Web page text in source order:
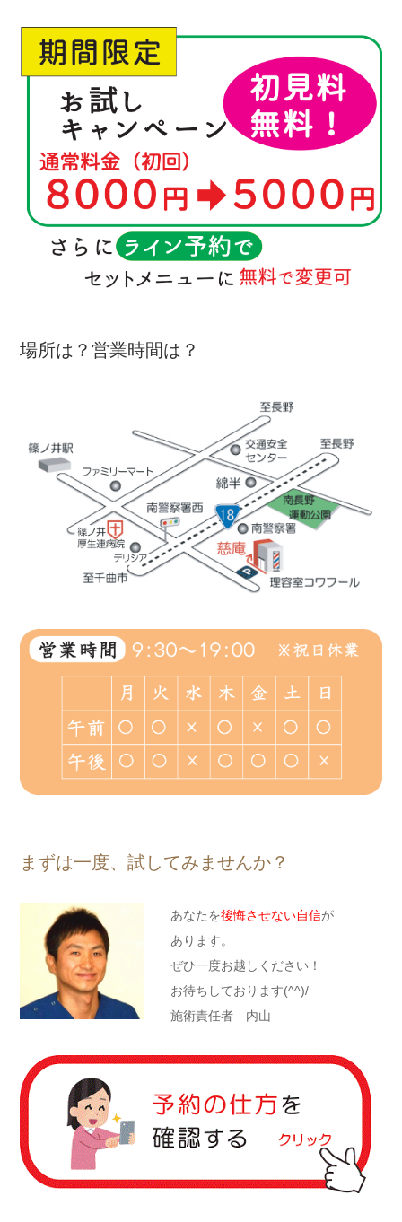
場所は？営業時間は？
まずは一度、試してみませんか？
あなたを後悔させない自信が
あります。
ぜひ一度お越しください！
お待ちしております(^^)/
施術責任者 内山